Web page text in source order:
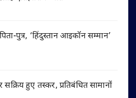
पुत्र, ‘हिंदुस्तान आइकॉन सम्मान’
हुए तस्कर, प्रतिबंधित सामानों